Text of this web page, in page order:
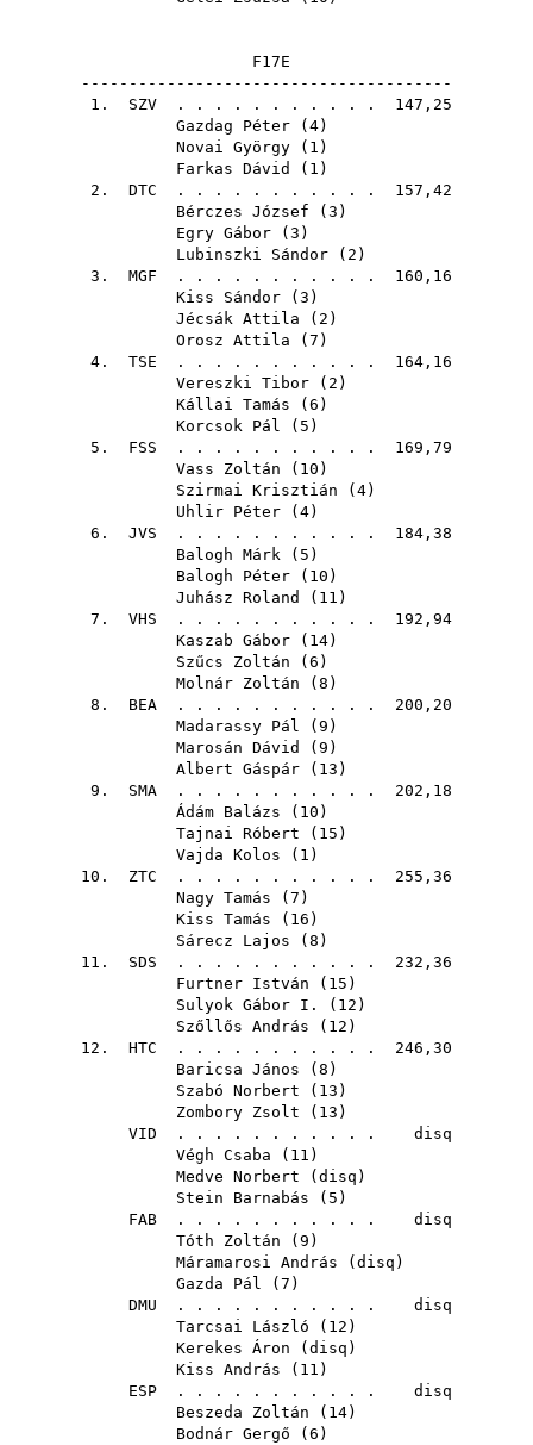
F17E
---------------------------------------
1. SZV . . . . . . . . . . . 147,25
Gazdag Péter ( 4)
Novai György ( 1 )
Farkas Dávid
( 1 )
2. DTC . . . . . . . . . . . 157,42
Bérczes József ( 3 )
Egry Gábor ( 3 )
Lubinszki Sándor ( 2 )
3. MGF . . . . . . . . . . . 160,16
Kiss Sándor ( 3 )
Jécsák Attila ( 2 )
Orosz Attila ( 7 )
4. TSE . . . . . . . . . . . 164,16
Vereszki Tibor ( 2 )
Kállai Tamás ( 6 )
Korcsok Pál ( 5 )
5. FSS . . . . . . . . . . . 169,79
Vass Zoltán ( 10 )
Szirmai Krisztián ( 4)
Uhlir Péter ( 4)
6. JVS . . . . . . . . . . . 184,38
Balogh Márk ( 5 )
Balogh Péter ( 10 )
Juhász Roland
( 11 )
7. VHS . . . . . . . . . . . 192,94
Kaszab Gábor ( 14)
Szűcs Zoltán ( 6 )
Molnár Zoltán ( 8 )
8. BEA . . . . . . . . . . . 200,20
Madarassy Pál ( 9 )
Marosán Dávid
( 9 )
Albert Gáspár ( 13 )
9. SMA . . . . . . . . . . . 202,18
Ádám Balázs ( 10 )
Tajnai Róbert ( 15 )
Vajda Kolos ( 1 )
10. ZTC . . . . . . . . . . . 255,36
Nagy Tamás ( 7 )
Kiss Tamás ( 16 )
Sárecz Lajos ( 8 )
11. SDS . . . . . . . . . . . 232,36
Furtner István ( 15 )
Sulyok Gábor I.
( 12 )
Szőllős András ( 12 )
12. HTC . . . . . . . . . . . 246,30
Baricsa János ( 8 )
Szabó Norbert ( 13 )
Zombory Zsolt ( 13 )
VID . . . . . . . . . . . disq
Végh Csaba ( 11 )
Medve Norbert ( disq )
Stein Barnabás ( 5 )
FAB . . . . . . . . . . . disq
Tóth Zoltán ( 9 )
Máramarosi András ( disq )
Gazda Pál ( 7 )
DMU . . . . . . . . . . . disq
Tarcsai László ( 12 )
Kerekes Áron ( disq )
Kiss András ( 11 )
ESP . . . . . . . . . . . disq
Beszeda Zoltán ( 14)
Bodnár Gergő ( 6 )